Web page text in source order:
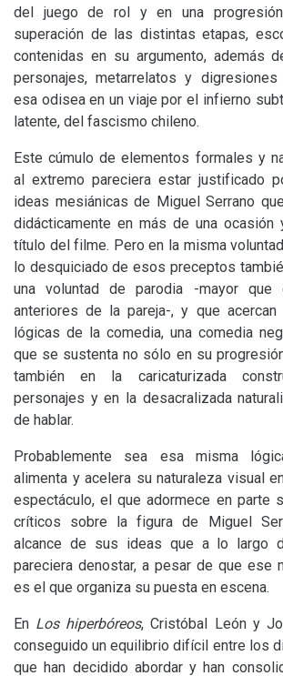
del juego de rol y en una
superación de las distintas etapas,
contenidas en su argumento, además
personajes, metarrelatos y
esa odisea en un viaje por el infierno
latente, del fascismo chileno.
Este cúmulo de elementos formales y
al extremo pareciera estar justificado
ideas mesiánicas de Miguel Serrano
didácticamente en más de una ocasión
título del filme. Pero en la misma
lo desquiciado de esos preceptos
una voluntad de parodia -mayor que
anteriores de la pareja-, y que
lógicas de la comedia, una comedia
que se sustenta no sólo en su
también en la caricaturizada
personajes y en la desacralizada
de hablar.
Probablemente sea esa misma
alimenta y acelera su naturaleza visual
espectáculo, el que adormece en parte
críticos sobre la figura de Miguel
alcance de sus ideas que a lo largo
pareciera denostar, a pesar de que ese
es el que organiza su puesta en escena.
En Los hiperbóreos, Cristóbal León y
conseguido un equilibrio difícil entre los
que han decidido abordar y han